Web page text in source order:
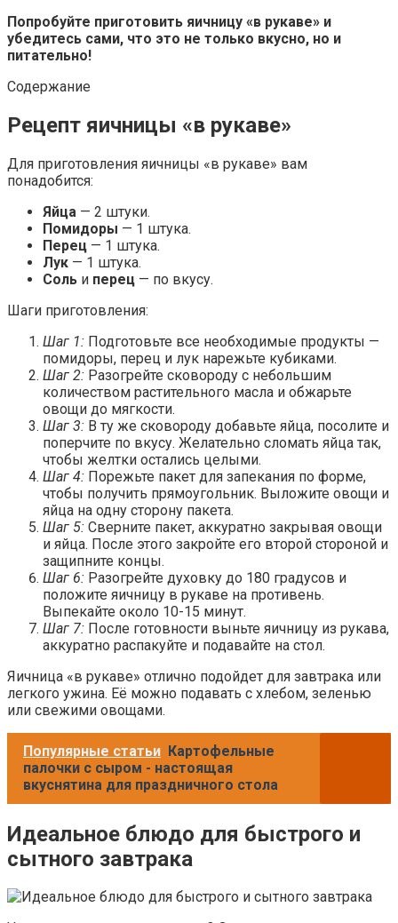
Попробуйте приготовить яичницу «в рукаве» и
убедитесь сами, что это не только вкусно, но и
питательно!
Содержание
Рецепт яичницы «в рукаве»
Для приготовления яичницы «в рукаве» вам
понадобится:
Яйца — 2 штуки.
Помидоры — 1 штука.
Перец — 1 штука.
Лук — 1 штука.
Соль и перец — по вкусу.
Шаги приготовления:
Шаг 1: Подготовьте все необходимые продукты —
помидоры, перец и лук нарежьте кубиками.
Шаг 2: Разогрейте сковороду с небольшим
количеством растительного масла и обжарьте
овощи до мягкости.
Шаг 3: В ту же сковороду добавьте яйца, посолите и
поперчите по вкусу. Желательно сломать яйца так,
чтобы желтки остались целыми.
Шаг 4: Порежьте пакет для запекания по форме,
чтобы получить прямоугольник. Выложите овощи и
яйца на одну сторону пакета.
Шаг 5: Сверните пакет, аккуратно закрывая овощи
и яйца. После этого закройте его второй стороной и
защипните концы.
Шаг 6: Разогрейте духовку до 180 градусов и
положите яичницу в рукаве на противень.
Выпекайте около 10-15 минут.
Шаг 7: После готовности выньте яичницу из рукава,
аккуратно распакуйте и подавайте на стол.
Яичница «в рукаве» отлично подойдет для завтрака или
легкого ужина. Её можно подавать с хлебом, зеленью
или свежими овощами.
Популярные статьи Картофельные
палочки с сыром - настоящая
вкуснятина для праздничного стола
Идеальное блюдо для быстрого и
сытного завтрака